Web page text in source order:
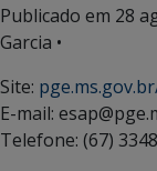
Publicado em 28
Garcia •
Site:
E-mail:
Telefone: (67)